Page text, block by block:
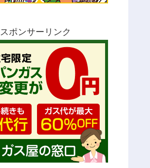
スポンサーリンク